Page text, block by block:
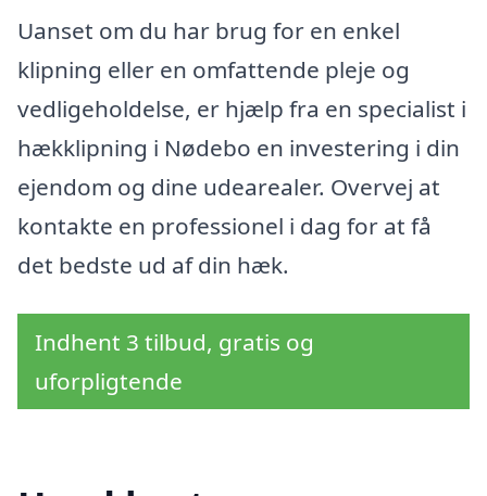
Uanset om du har brug for en enkel
klipning eller en omfattende pleje og
vedligeholdelse, er hjælp fra en specialist i
hækklipning i Nødebo en investering i din
ejendom og dine udearealer. Overvej at
kontakte en professionel i dag for at få
det bedste ud af din hæk.
Indhent 3 tilbud, gratis og
uforpligtende